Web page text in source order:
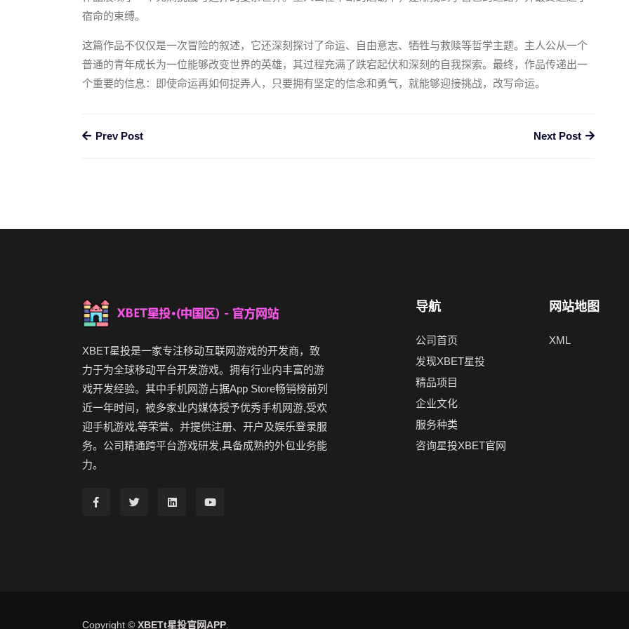
宿命的束缚。
这篇作品不仅仅是一次冒险的叙述，它还深刻探讨了命运、自由意志、牺牲与救赎等哲学主题。主人公从一个
普通的青年成长为一位能够改变世界的英雄，其过程充满了跌宕起伏和深刻的自我探索。最终，作品传递出一
个重要的信息：即使命运再如何捉弄人，只要拥有坚定的信念和勇气，就能够迎接挑战，改写命运。
Prev Post Next Post
XBET星投是一家专注移动互联网游戏的开发商，致
力于为全球移动平台开发游戏。拥有行业内丰富的游
戏开发经验。其中手机网游占据App Store畅销榜前列
近一年时间，被多家业内媒体授予优秀手机网游,受欢
迎手机游戏,等荣誉。并提供注册、开户及娱乐登录服
务。公司精通跨平台游戏研发,具备成熟的外包业务能
力。
导航
公司首页
发现XBET星投
精品项目
企业文化
服务种类
咨询星投XBET官网
网站地图
XML
Copyright © XBETt星投官网APP